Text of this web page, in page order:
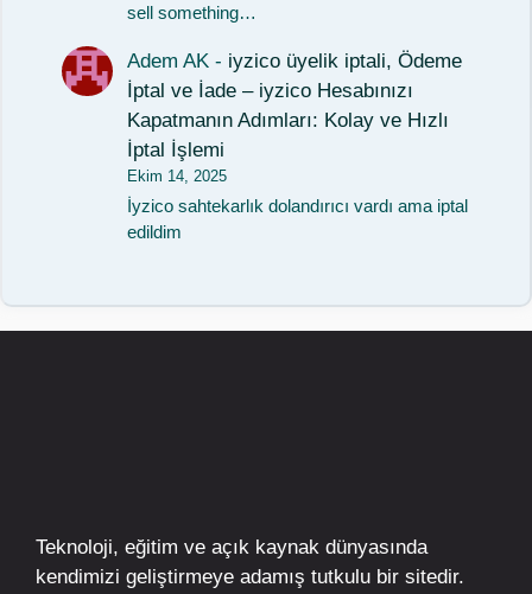
sell something…
Adem AK - iyzico üyelik iptali, Ödeme
İptal ve İade – iyzico Hesabınızı
Kapatmanın Adımları: Kolay ve Hızlı
İptal İşlemi
Ekim 14, 2025
İyzico sahtekarlık dolandırıcı vardı ama iptal
edildim
Teknoloji, eğitim ve açık kaynak dünyasında
kendimizi geliştirmeye adamış tutkulu bir sitedir.